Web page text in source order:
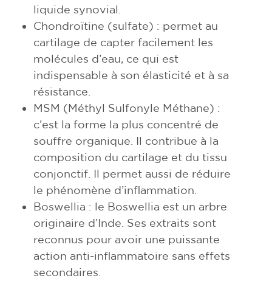
liquide synovial.
Chondroïtine (sulfate) : permet au
cartilage de capter facilement les
molécules d’eau, ce qui est
indispensable à son élasticité et à sa
résistance.
MSM (Méthyl Sulfonyle Méthane) :
c’est la forme la plus concentré de
souffre organique. Il contribue à la
composition du cartilage et du tissu
conjonctif. Il permet aussi de réduire
le phénomène d’inflammation.
Boswellia : le Boswellia est un arbre
originaire d’Inde. Ses extraits sont
reconnus pour avoir une puissante
action anti-inflammatoire sans effets
secondaires.